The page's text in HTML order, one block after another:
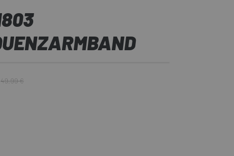
49,99 €